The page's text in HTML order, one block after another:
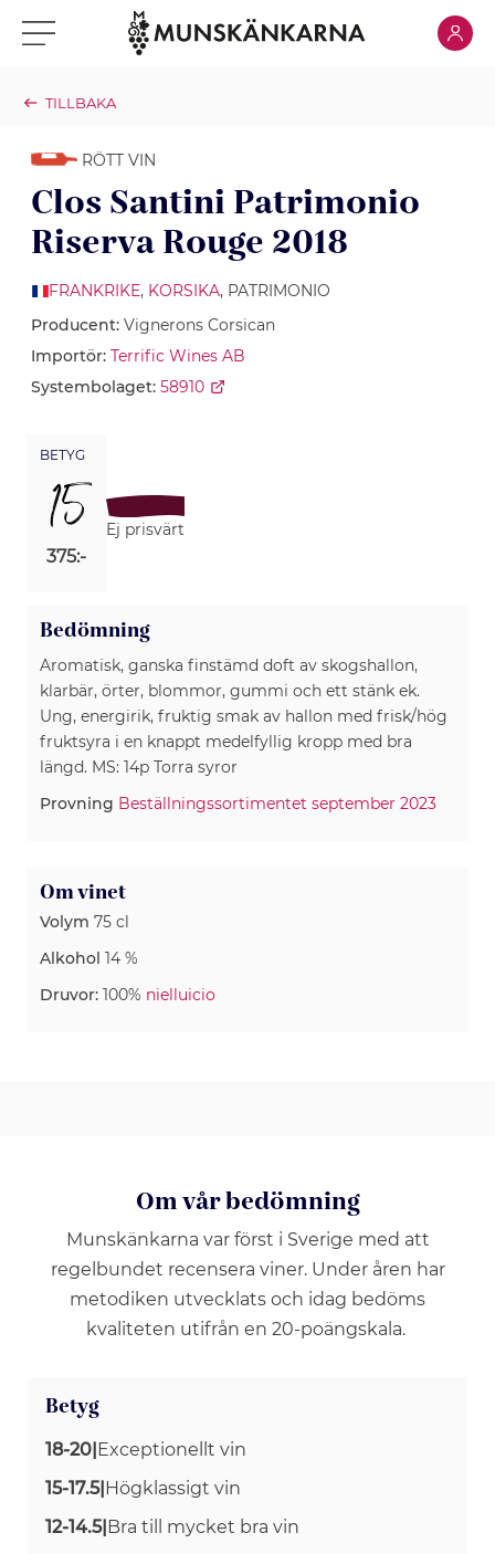
Klicka för meny Klicka
TILLBAKA
RÖTT VIN
Clos Santini Patrimonio
Riserva Rouge 2018
FRANKRIKE, KORSIKA, PATRIMONIO
Producent: Vignerons Corsican
Importör: Terrific Wines AB
Systembolaget: 58910
BETYG
15
375:-
Ej prisvärt
Bedömning
Aromatisk, ganska finstämd doft av skogshallon,
klarbär, örter, blommor, gummi och ett stänk ek.
Ung, energirik, fruktig smak av hallon med frisk/hög
fruktsyra i en knappt medelfyllig kropp med bra
längd. MS: 14p Torra syror
Provning Beställningssortimentet september 2023
Om vinet
Volym 75 cl
Alkohol 14 %
Druvor: 100% nielluicio
Om vår bedömning
Munskänkarna var först i Sverige med att
regelbundet recensera viner. Under åren har
metodiken utvecklats och idag bedöms
kvaliteten utifrån en 20-poängskala.
Betyg
18-20 Exceptionellt vin
15-17.5| Högklassigt vin
12-14.5| Bra till mycket bra vin